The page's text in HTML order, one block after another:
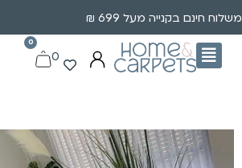
משלוח חינם בקנייה מעל 699 ₪
0
0